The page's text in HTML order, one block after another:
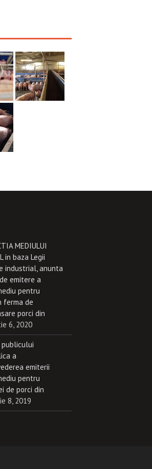
MEDIULUI
in baza Legii
industrial, anunta
emitere a
pentru
ferma de
porci din
6, 2020
publicului
a
emiterii
pentru
de porci din
8, 2019